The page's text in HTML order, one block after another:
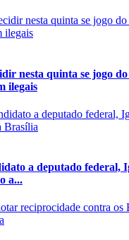
nesta quinta se jogo
ilegais
a deputado federal,
a...